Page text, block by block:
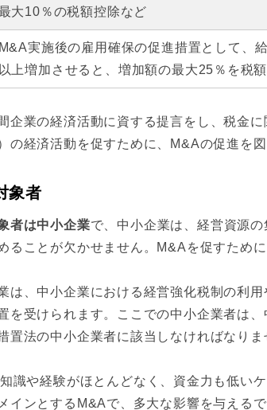
大10％の税額控除など
M&A実施後の雇用確保の促進措置として、
以上増加させると、増加額の最大25％を税
企業の経済活動に資する提言をし、税金
の経済活動を促すために、M&Aの促進を図
象者
者は中小企業で、中小企業は、経営資源
ることが欠かせません。M&Aを促すため
は、中小企業における経営強化税制の利
を受けられます。ここでの中小企業者は
置法の中小企業者に該当しなければなりま
識や経験がほとんどなく、資金力も低い
インとするM&Aで、多大な影響を与えるで